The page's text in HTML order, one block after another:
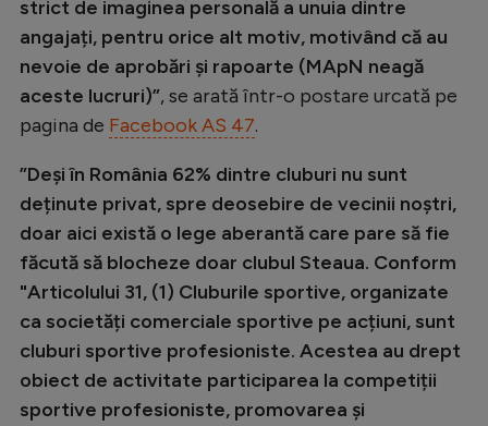
strict de imaginea personală a unuia dintre
angajați, pentru orice alt motiv, motivând că au
nevoie de aprobări și rapoarte (MApN neagă
aceste lucruri)”, se arată într-o postare urcată pe
pagina de Facebook AS 47.
”Deși în România 62% dintre cluburi nu sunt
deținute privat, spre deosebire de vecinii noștri,
doar aici există o lege aberantă care pare să fie
făcută să blocheze doar clubul Steaua. Conform
"Articolului 31, (1) Cluburile sportive, organizate
ca societăți comerciale sportive pe acțiuni, sunt
cluburi sportive profesioniste. Acestea au drept
obiect de activitate participarea la competiții
sportive profesioniste, promovarea și